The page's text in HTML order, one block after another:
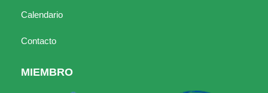
Calendario
Contacto
MIEMBRO